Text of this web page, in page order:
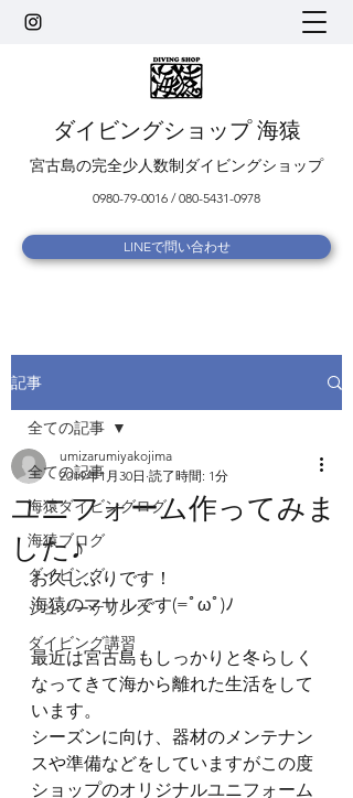
ダイビングショップ 海猿
宮古島の完全少人数制ダイビングショップ
0980-79-0016 /080-5431-0978
LINEで問い合わせ
記事
全ての記事
海猿ダイビングログ
海猿ブログ
ダイビング
シュノーケリング
ダイビング講習
全ての記事
ユニフォーム作ってみま
した♪
umizarumiyakojima
2019年1月30日 読了時間: 1分
お久しぶりです！
海猿のマサルです(=ﾟωﾟ)ﾉ
最近は宮古島もしっかりと冬らしく
なってきて海から離れた生活をして
います。
シーズンに向け、器材のメンテナン
スや準備などをしていますがこの度
ショップのオリジナルユニフォーム